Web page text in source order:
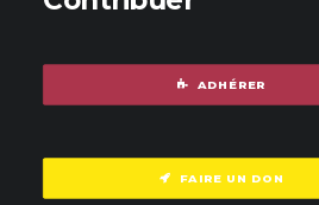
ADHÉRER
FAIRE UN DON